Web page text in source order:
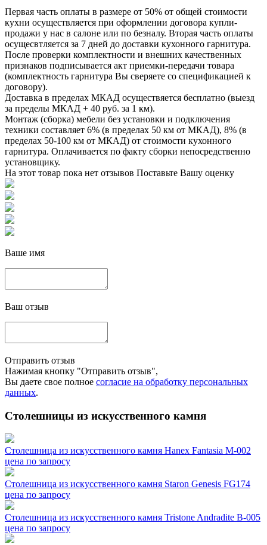
Первая часть оплаты в размере от 50% от общей стоимости
кухни осуществляется при оформлении договора купли-
продажи у нас в салоне или по безналу. Вторая часть оплаты
осущесвтляется за 7 дней до доставки кухонного гарнитура.
После проверки комплектности и внешних качественных
признаков подписывается акт приемки-передачи товара
(комплектность гарнитура Вы сверяете со спецификацией к
договору).
Доставка в пределах МКАД осуществяется бесплатно (выезд
за пределы МКАД + 40 руб. за 1 км).
Монтаж (сборка) мебели без установки и подключения
техники составляет 6% (в пределах 50 км от МКАД), 8% (в
пределах 50-100 км от МКАД) от стоимости кухонного
гарнитура. Оплачивается по факту сборки непосредственно
установщику.
На этот товар пока нет отзывов Поставьте Вашу оценку
Ваше имя
Ваш отзыв
Отправить отзыв
Нажимая кнопку "Отправить отзыв",
Вы даете свое полное согласие на обработку персональных
данных.
Столешницы из искусственного камня
Столешница из искусственного камня Hanex Fantasia M-002
цена по запросу
Столешница из искусственного камня Staron Genesis FG174
цена по запросу
Столешница из искусственного камня Tristone Andradite B-005
цена по запросу